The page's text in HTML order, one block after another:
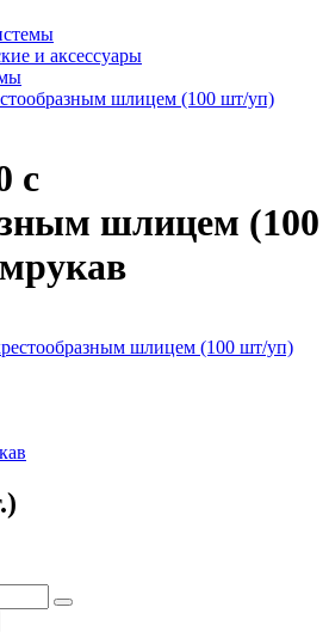
и аксессуары
шлицем (100 шт/уп)
с
шлицем (100